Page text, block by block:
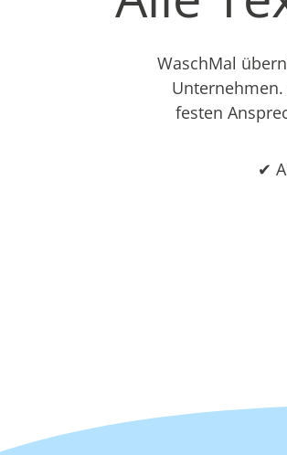
WaschMal
festen
✔